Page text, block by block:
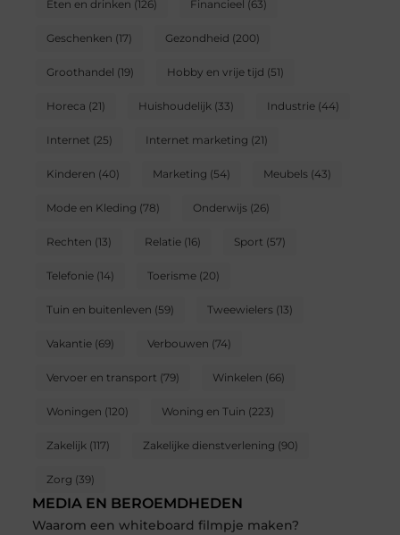
Eten en drinken (126) Financieel (63)
Geschenken (17) Gezondheid (200)
Groothandel (19) Hobby en vrije tijd (51)
Horeca (21) Huishoudelijk(33) Industrie(44)
Internet (25) Internet marketing (21)
Kinderen (40) Marketing (54) Meubels(43)
Mode en Kleding (78) Onderwijs(26)
Rechten (13) Relatie(16) Sport (57)
Telefonie(14) Toerisme(20)
Tuin en buitenleven (59) Tweewielers(13)
Vakantie(69) Verbouwen (74)
Vervoer en transport (79) Winkelen (66)
Woningen (120) Woning en Tuin (223)
Zakelijk(117) Zakelijke dienstverlening (90)
Zorg (39)
MEDIA EN BEROEMDHEDEN
Waarom een whiteboard filmpje maken?